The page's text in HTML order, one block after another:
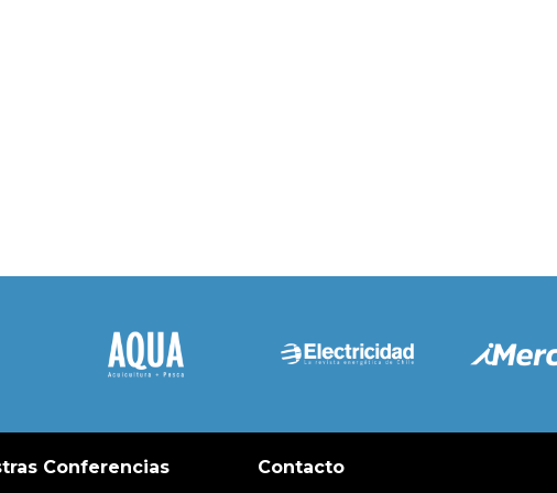
Conferencias Contacto